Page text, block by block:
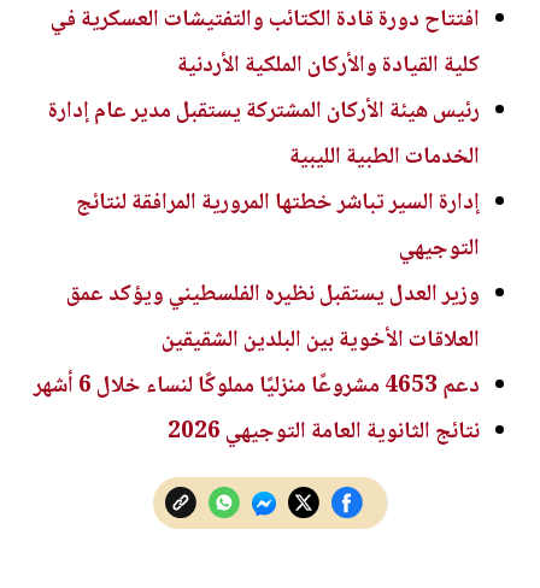
افتتاح دورة قادة الكتائب والتفتيشات العسكرية في
كلية القيادة والأركان الملكية الأردنية
رئيس هيئة الأركان المشتركة يستقبل مدير عام إدارة
الخدمات الطبية الليبية
إدارة السير تباشر خطتها المرورية المرافقة لنتائج
التوجيهي
وزير العدل يستقبل نظيره الفلسطيني ويؤكد عمق
العلاقات الأخوية بين البلدين الشقيقين
دعم 4653 مشروعًا منزليًا مملوكًا لنساء خلال 6 أشهر
نتائج الثانوية العامة التوجيهي 2026